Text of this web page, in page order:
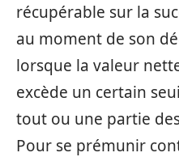
récupérable sur la
au moment de son
lorsque la valeur
excède un certain
tout ou une partie
Pour se prémunir